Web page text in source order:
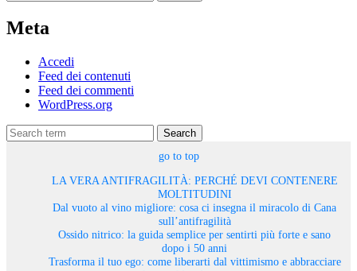
Meta
Accedi
Feed dei contenuti
Feed dei commenti
WordPress.org
Search
go to top
LA VERA ANTIFRAGILITÀ: PERCHÉ DEVI CONTENERE
MOLTITUDINI
Dal vuoto al vino migliore: cosa ci insegna il miracolo di Cana
sull’antifragilità
Ossido nitrico: la guida semplice per sentirti più forte e sano
dopo i 50 anni
Trasforma il tuo ego: come liberarti dal vittimismo e abbracciare